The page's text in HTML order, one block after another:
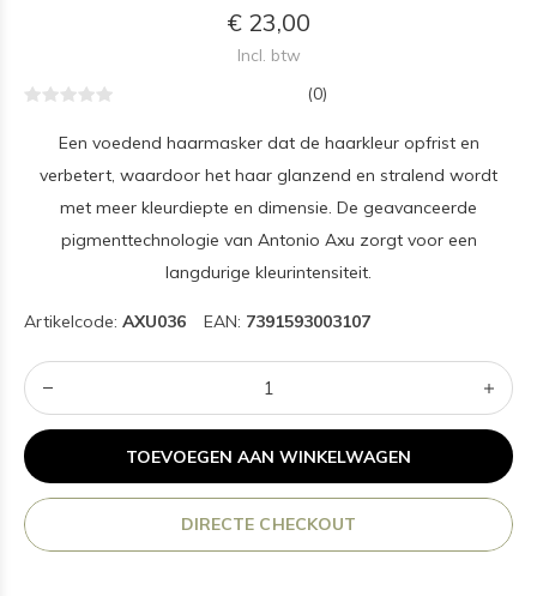
€ 23,00
Incl. btw
(0)
Een voedend haarmasker dat de haarkleur opfrist en
verbetert, waardoor het haar glanzend en stralend wordt
met meer kleurdiepte en dimensie. De geavanceerde
pigmenttechnologie van Antonio Axu zorgt voor een
langdurige kleurintensiteit.
Artikelcode: AXU036 EAN: 7391593003107
TOEVOEGEN AAN WINKELWAGEN
DIRECTE CHECKOUT